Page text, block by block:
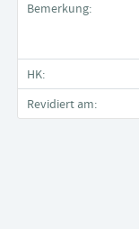
Bemerkung:
HK:
Revidiert am: